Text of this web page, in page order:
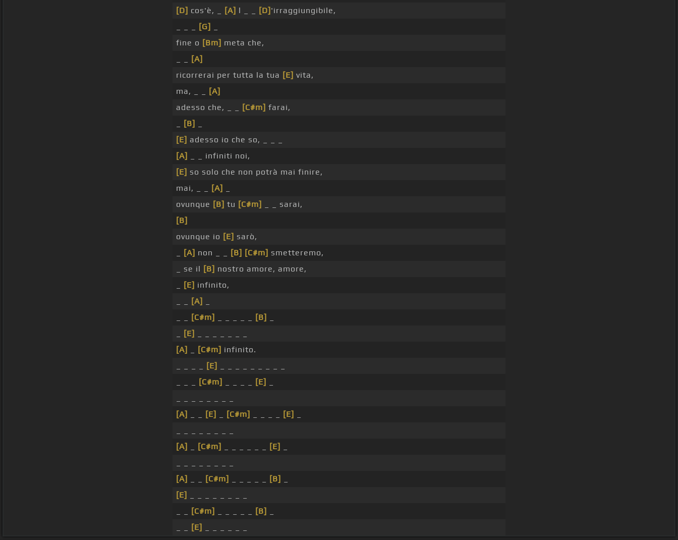
[D] cos'è, _ [A] l _ _ [D] 'irraggiungibile,
[G]
fine o [Bm] meta che,
[A]
ricorrerai per tutta la tua [E] vita,
ma, _ _
[A]
adesso che, _ _
[C#m] farai,
[B]
[E] adesso io che so, _ _ _
[A]
_ _ infiniti noi,
[E] so solo che non potrà mai finire,
mai, _ _
[A]
ovunque [B] tu [C#m]
_ _ sarai,
[B]
ovunque io [E] sarò,
[A] non _ _ [B] [C#m] smetteremo,
_ se il [B] nostro amore, amore,
[E] infinito,
[A]
[C#m] [B]
[E]
[A]
[C#m] infinito.
[E]
[C#m] [E]
[A]
[E] [C#m] [E]
[A]
[C#m] [E]
[A]
[C#m] [B]
[E]
[C#m] [B]
[E]